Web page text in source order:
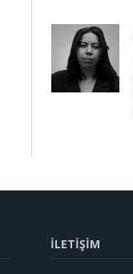
İLETİŞİM